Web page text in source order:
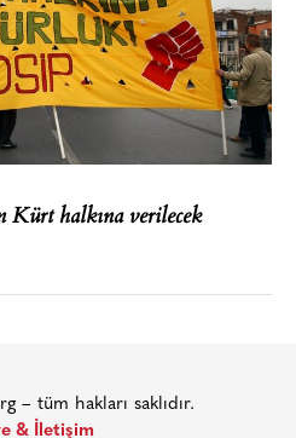
Kürt halkına verilecek
– tüm hakları saklıdır.
& İletişim